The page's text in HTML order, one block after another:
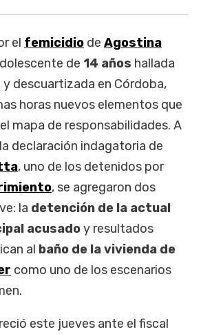
el femicidio de Agostina
de 14 años hallada
y descuartizada en Córdoba,
horas nuevos elementos que
mapa de responsabilidades. A
declaración indagatoria de
, uno de los detenidos por
, se agregaron dos
la detención de la actual
acusadoy resultados
al baño de la vivienda de
como uno de los escenarios
este jueves ante el fiscal